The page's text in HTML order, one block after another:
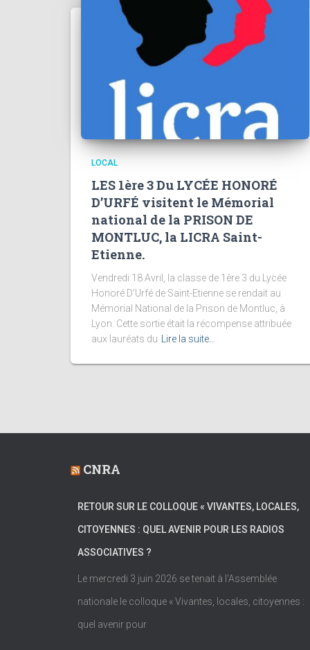
LOCAL
LES 1ère 3 Du LYCÉE HONORÉ
D’URFÉ visitent le Mémorial
national de la PRISON DE
MONTLUC, la LICRA Saint-
Etienne.
Vendredi 18 Avril, la classe de 1ère 3 du Lycée
Honoré D’Urfé de Saint-Etienne se rendait au
Mémorial National de la Prison de Montluc, à
Lyon. Cette sortie était la récompense attribuée
aux lauréats du
Lire la suite…
CNRA
RETOUR SUR LE COLLOQUE « VIVANTES, LOCALES,
CITOYENNES : QUEL AVENIR POUR LES RADIOS
ASSOCIATIVES ?
Le mercredi 3 juin 2026 se tenait à l’Assemblée
nationale le colloque « Vivantes, locales, citoyennes :
quel avenir pour